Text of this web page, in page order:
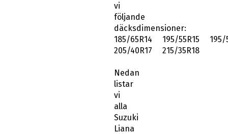
vi
följande
däcksdimensioner:
185/65R14 195/55R15 195/
205/40R17 215/35R18
Nedan
listar
vi
alla
Suzuki
Liana